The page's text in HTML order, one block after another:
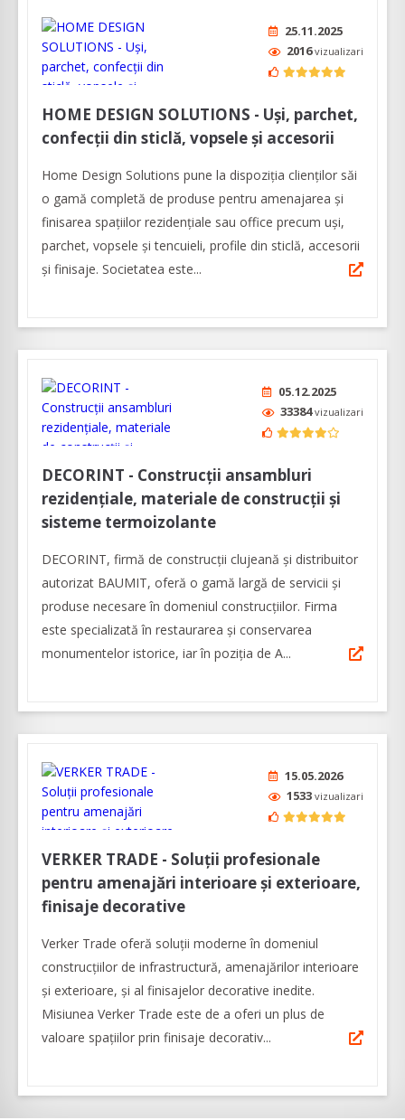
25.11.2025
2016vizualizari
HOME DESIGN SOLUTIONS - Uşi, parchet,
confecţii din sticlă, vopsele şi accesorii
Home Design Solutions pune la dispoziția clienților săi
o gamă completă de produse pentru amenajarea și
finisarea spațiilor rezidențiale sau office precum uşi,
parchet, vopsele şi tencuieli, profile din sticlă, accesorii
şi finisaje. Societatea este...
05.12.2025
33384vizualizari
DECORINT - Construcții ansambluri
rezidențiale, materiale de construcții și
sisteme termoizolante
DECORINT, firmă de construcții clujeană și distribuitor
autorizat BAUMIT, oferă o gamă largă de servicii și
produse necesare în domeniul construcțiilor. Firma
este specializată în restaurarea și conservarea
monumentelor istorice, iar în poziția de A...
15.05.2026
1533 vizualizari
VERKER TRADE - Soluţii profesionale
pentru amenajări interioare şi exterioare,
finisaje decorative
Verker Trade oferă soluţii moderne în domeniul
construcţiilor de infrastructură, amenajărilor interioare
şi exterioare, şi al finisajelor decorative inedite.
Misiunea Verker Trade este de a oferi un plus de
valoare spaţiilor prin finisaje decorativ...